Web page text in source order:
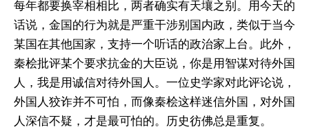
每年都要换宰相相比，两者确实有天壤之别。用今天的
话说，金国的行为就是严重干涉别国内政，类似于当今
某国在其他国家，支持一个听话的政治家上台。此外，
秦桧批评某个要求抗金的大臣说，你是用智谋对待外国
人，我是用诚信对待外国人。一位史学家对此评论说，
外国人狡诈并不可怕，而像秦桧这样迷信外国，对外国
人深信不疑，才是最可怕的。历史彷佛总是重复。